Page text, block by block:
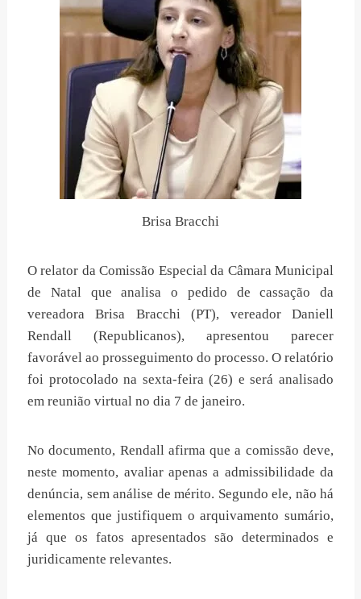
Brisa Bracchi
O relator da Comissão Especial da Câmara Municipal
de Natal que analisa o pedido de cassação da
vereadora Brisa Bracchi (PT), vereador Daniell
Rendall (Republicanos), apresentou parecer
favorável ao prosseguimento do processo. O relatório
foi protocolado na sexta-feira (26) e será analisado
em reunião virtual no dia 7 de janeiro.
No documento, Rendall afirma que a comissão deve,
neste momento, avaliar apenas a admissibilidade da
denúncia, sem análise de mérito. Segundo ele, não há
elementos que justifiquem o arquivamento sumário,
já que os fatos apresentados são determinados e
juridicamente relevantes.